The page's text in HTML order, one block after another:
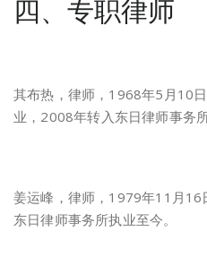
四、专职律师
其布热，律师，1968年5月10
业，2008年转入东日律师事务
姜运峰，律师，1979年11月
东日律师事务所执业至今。